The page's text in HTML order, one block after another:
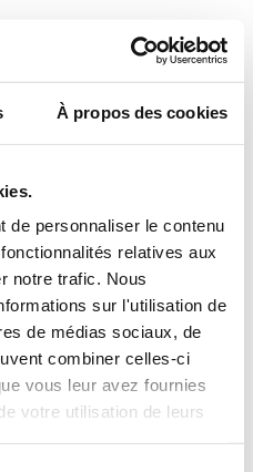
À propos des cookies
de personnaliser le contenu
relatives aux
notre trafic. Nous
sur l'utilisation de
de médias sociaux, de
combiner celles-ci
vous leur avez fournies
votre utilisation de leurs